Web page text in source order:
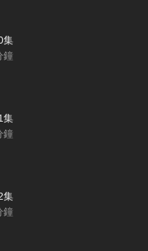
集
鐘
集
鐘
集
鐘